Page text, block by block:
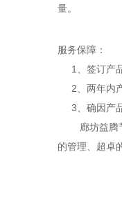
量。
服务保障：
1、签订产
2、两年内产
3、确因产品
廊坊益腾节
的管理、超卓